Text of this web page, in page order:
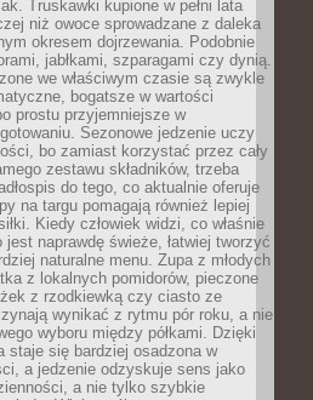
Truskawki kupione w pełni lata
niż owoce sprowadzane z daleka
okresem dojrzewania. Podobnie
jabłkami, szparagami czy dynią.
we właściwym czasie są zwykle
bogatsze w wartości
prostu przyjemniejsze w
Sezonowe jedzenie uczy
bo zamiast korzystać przez cały
zestawu składników, trzeba
do tego, co aktualnie oferuje
na targu pomagają również lepiej
Kiedy człowiek widzi, co właśnie
jest naprawdę świeże, łatwiej tworzyć
naturalne menu. Zupa z młodych
z lokalnych pomidorów, pieczone
z rzodkiewką czy ciasto ze
wynikać z rytmu pór roku, a nie
wyboru między półkami. Dzięki
staje się bardziej osadzona w
a jedzenie odzyskuje sens jako
a nie tylko szybkie